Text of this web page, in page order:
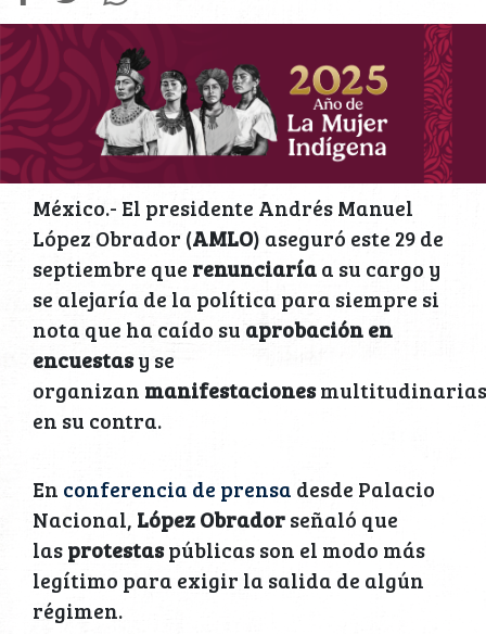
México.- El presidente Andrés Manuel
López Obrador (AMLO) aseguró este 29 de
septiembre que renunciaríaa su cargo y
se alejaría de la política para siempre si
nota que ha caído su aprobación en
encuestasy se
organizan manifestacionesmultitudinarias
en su contra.
En conferencia de prensa desde Palacio
Nacional, López Obradorseñaló que
lasprotestaspúblicas son el modo más
legítimo para exigir la salida de algún
régimen.